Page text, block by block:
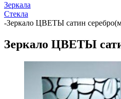
Зеркала
Стекла
-Зеркало ЦВЕТЫ сатин
Зеркало ЦВЕТЫ